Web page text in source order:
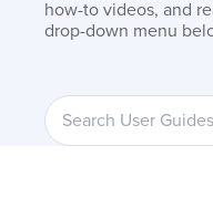
how-to videos, and
drop-down menu